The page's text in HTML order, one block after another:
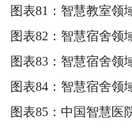
图表81： 智慧教室领
图表82： 智慧宿舍领
图表83： 智慧宿舍领
图表84： 智慧宿舍领
图表85：中国智慧医